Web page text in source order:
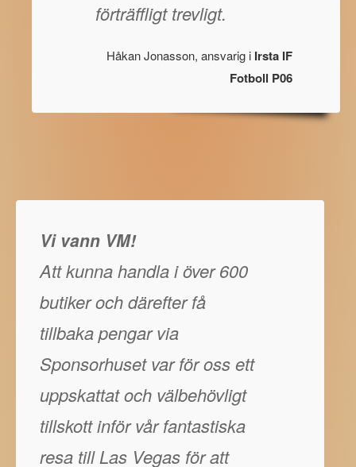
förträffligt trevligt.
Håkan Jonasson, ansvarig i Irsta IF
Fotboll P06
Vi vann VM!
Att kunna handla i över 600
butiker och därefter få
tillbaka pengar via
Sponsorhuset var för oss ett
uppskattat och välbehövligt
tillskott inför vår fantastiska
resa till Las Vegas för att